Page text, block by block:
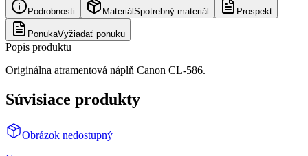
Podrobnosti Materiál Spotrebný materiál Prospekt
PonukaVyžiadať ponuku
Popis produktu
Originálna atramentová náplň Canon CL-586.
Súvisiace produkty
Obrázok nedostupný